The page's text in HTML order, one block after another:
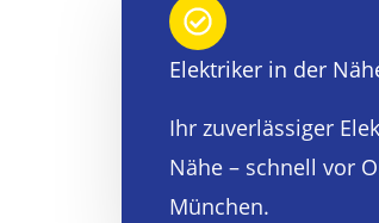
Elektriker in der
Ihr zuverlässiger
Nähe – schnell vor
München.